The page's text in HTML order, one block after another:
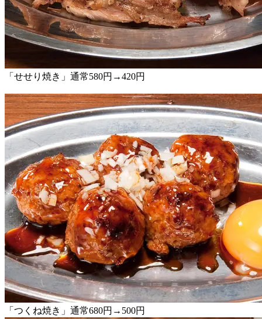
「せせり焼き」通常580円→420円
「つくね焼き」通常680円→500円